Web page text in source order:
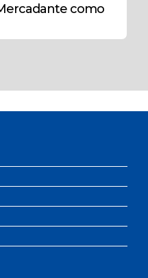
como